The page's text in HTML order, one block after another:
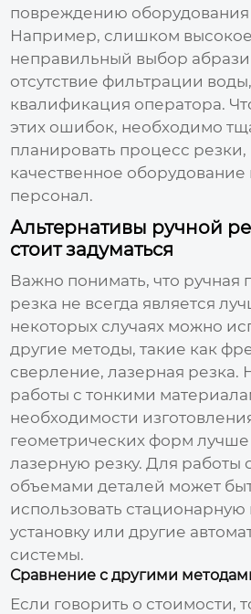
повреждению
Например, слишком
неправильный выбор
отсутствие фильтрации
квалификация оператора.
этих ошибок, необходимо
планировать процесс резки,
качественное оборудование
персонал.
Альтернативы ручной
стоит задуматься
Важно понимать, что ручная
резка не всегда является
некоторых случаях можно
другие методы, такие как
сверление, лазерная резка.
работы с тонкими
необходимости
геометрических форм лучше
лазерную резку. Для работы
объемами деталей может
использовать
установку или другие
системы.
Сравнение с другими
Если говорить о стоимости,